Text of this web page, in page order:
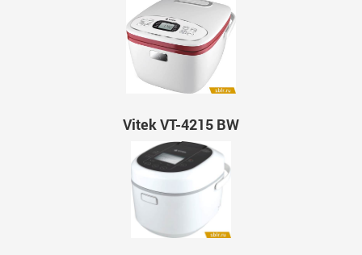
Vitek VT-4215 BW